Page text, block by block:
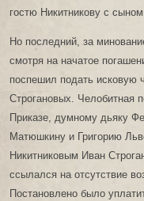
гостю Никитникову с сыном
Но последний, за
смотря на начатое
поспешил подать исковую
Строгановых. Челобитная
Приказе, думному дьяку
Матюшкину и Григорию
Никитниковым Иван
ссылался на отсутствие
Постановлено было